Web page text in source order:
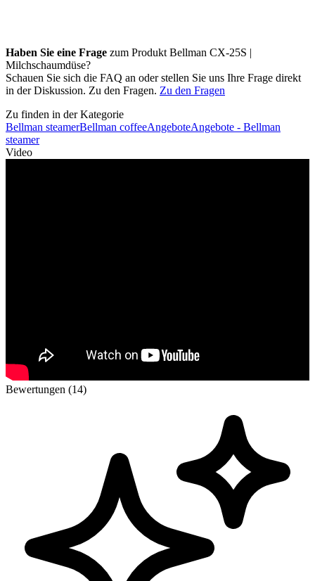
Haben Sie eine Frage zum Produkt Bellman CX-25S |
Milchschaumdüse?
Schauen Sie sich die FAQ an oder stellen Sie uns Ihre Frage direkt
in der Diskussion. Zu den Fragen. Zu den Fragen
Zu finden in der Kategorie
Bellman steamerBellman coffeeAngeboteAngebote - Bellman
steamer
Video
Bewertungen (14)